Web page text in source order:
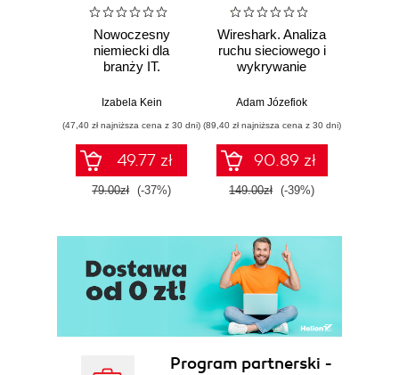
Nowoczesny
niemiecki dla
branży IT.
przykłady i
Izabela Kein
(47,40 zł najniższa cena z 30 dni)
49.77 zł
79.00zł (-37%)
Wireshark. Analiza
ruchu sieciowego i
wykrywanie
Adam Józefiok
(89,40 zł najniższa cena z 30 dni)
90.89 zł
149.00zł (-39%)
Program partnerski -